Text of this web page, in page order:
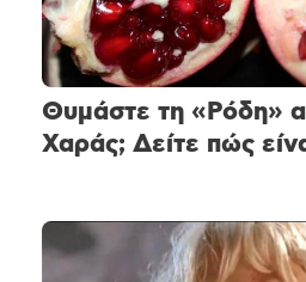
Θυμάστε τη «Ρόδη»
Χαράς; Δείτε πώς